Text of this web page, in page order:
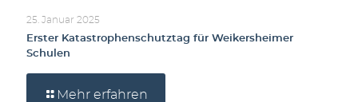
25. Januar 2025
Erster Katastrophenschutztag für Weikersheimer
Schulen
Mehr erfahren